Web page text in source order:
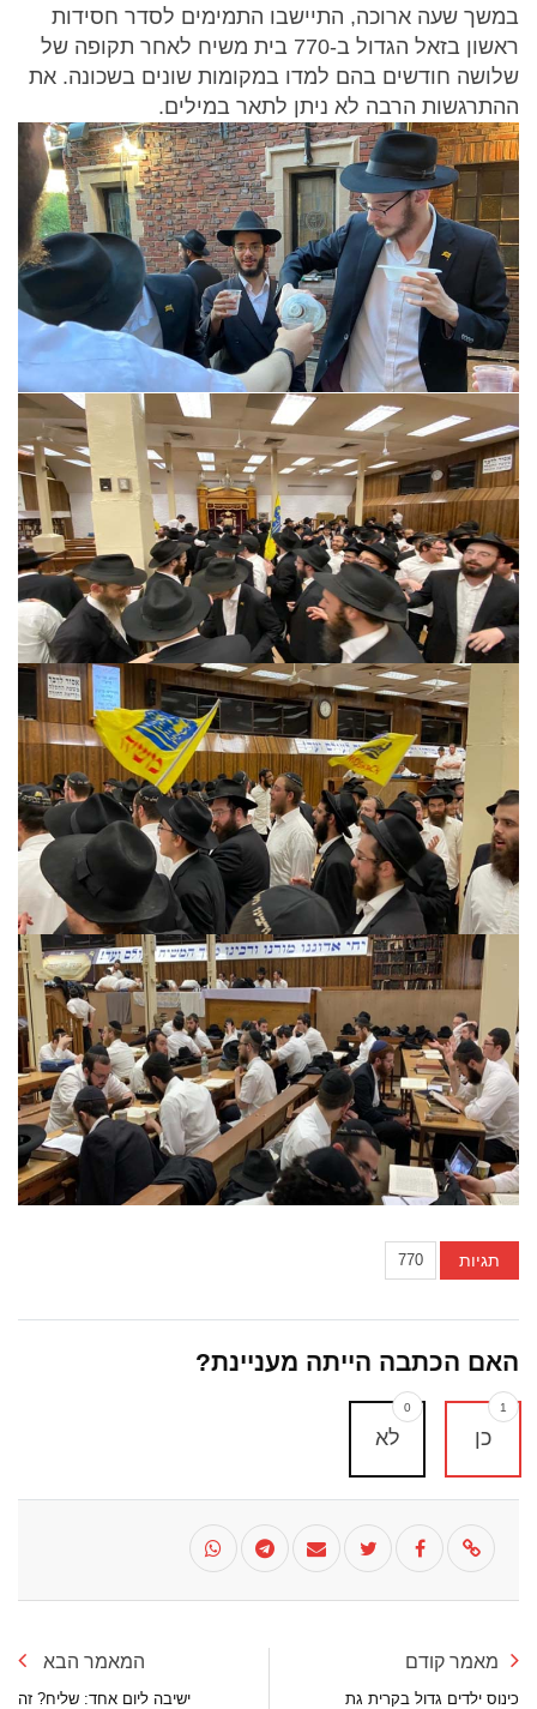
במשך שעה ארוכה, התיישבו התמימים לסדר חסידות
ראשון בזאל הגדול ב-770 בית משיח לאחר תקופה של
שלושה חודשים בהם למדו במקומות שונים בשכונה. את
ההתרגשות הרבה לא ניתן לתאר במילים.
תגיות 770
האם הכתבה הייתה מעניינת?
כן
1
לא
0
מאמר קודם
כינוס ילדים גדול בקרית גת
המאמר הבא
ישיבה ליום אחד: שליח? זה